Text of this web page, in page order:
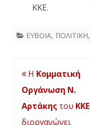
ΚΚΕ.
ΕΥΒΟΙΑ, ΠΟΛΙΤΙΚΗ,
Πλοήγηση
άρθρων
Η Κομματική
Οργάνωση Ν.
Αρτάκης του ΚΚΕ
διοργανώνει